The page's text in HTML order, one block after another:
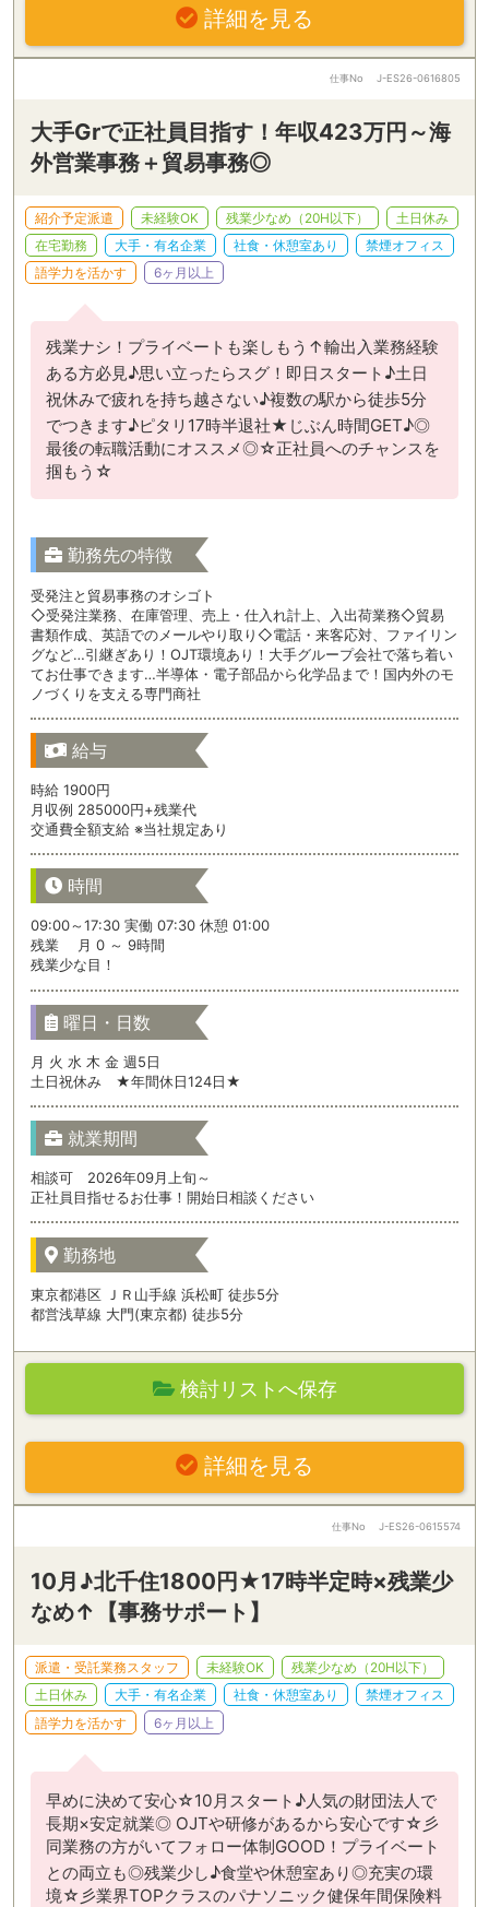
詳細を見る
仕事No J-ES26-0616805
大手Grで正社員目指す！年収423万円～海
外営業事務＋貿易事務◎
紹介予定派遣 未経験OK 残業少なめ（20H以下）
土日休み
在宅勤務
大手・有名企業 社食・休憩室あり
禁煙オフィス
語学力を活かす
6ヶ月以上
残業ナシ！プライベートも楽しもう↑輸出入業務経験
ある方必見♪思い立ったらスグ！即日スタート♪土日
祝休みで疲れを持ち越さない♪複数の駅から徒歩5分
でつきます♪ピタリ17時半退社★じぶん時間GET♪◎
最後の転職活動にオススメ◎☆正社員へのチャンスを
掴もう☆
勤務先の特徴
受発注と貿易事務のオシゴト
◇受発注業務、在庫管理、売上・仕入れ計上、入出荷業務◇貿易
書類作成、英語でのメールやり取り◇電話・来客応対、ファイリン
グなど…引継ぎあり！OJT環境あり！大手グループ会社で落ち着い
てお仕事できます…半導体・電子部品から化学品まで！国内外のモ
ノづくりを支える専門商社
給与
時給 1900円
月収例 285000円+残業代
交通費全額支給 ※当社規定あり
時間
09:00～17:30 実働 07:30 休憩 01:00
残業 月 0 ～ 9時間
残業少な目！
曜日・日数
月 火 水 木 金 週5日
土日祝休み ★年間休日124日★
就業期間
相談可 2026年09月上旬～
正社員目指せるお仕事！開始日相談ください
勤務地
東京都港区 ＪＲ山手線 浜松町 徒歩5分
都営浅草線 大門(東京都) 徒歩5分
検討リストへ保存
詳細を見る
仕事No J-ES26-0615574
10月♪北千住1800円★17時半定時×残業少
なめ↑【事務サポート】
派遣・受託業務スタッフ 未経験OK
残業少なめ（20H以下）
土日休み
大手・有名企業 社食・休憩室あり
禁煙オフィス
語学力を活かす
6ヶ月以上
早めに決めて安心☆10月スタート♪人気の財団法人で
長期×安定就業◎ OJTや研修があるから安心です☆彡
同業務の方がいてフォロー体制GOOD！プライベート
との両立も◎残業少し♪食堂や休憩室あり◎充実の環
境☆彡業界TOPクラスのパナソニック健保年間保険料